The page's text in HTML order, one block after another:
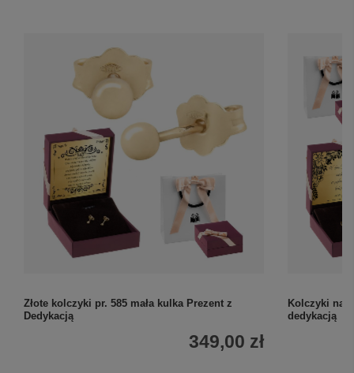
Złote kolczyki pr. 585 mała kulka Prezent z
Dedykacją
349,00 zł
Kolczyki na
dedykacją